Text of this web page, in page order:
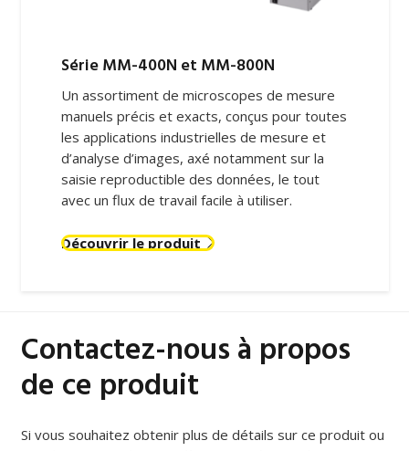
Série MM-400N et MM-800N
Un assortiment de microscopes de mesure
manuels précis et exacts, conçus pour toutes
les applications industrielles de mesure et
d’analyse d’images, axé notamment sur la
saisie reproductible des données, le tout
avec un flux de travail facile à utiliser.
Découvrir le produit
Contactez-nous à propos
de ce produit
Si vous souhaitez obtenir plus de détails sur ce produit ou